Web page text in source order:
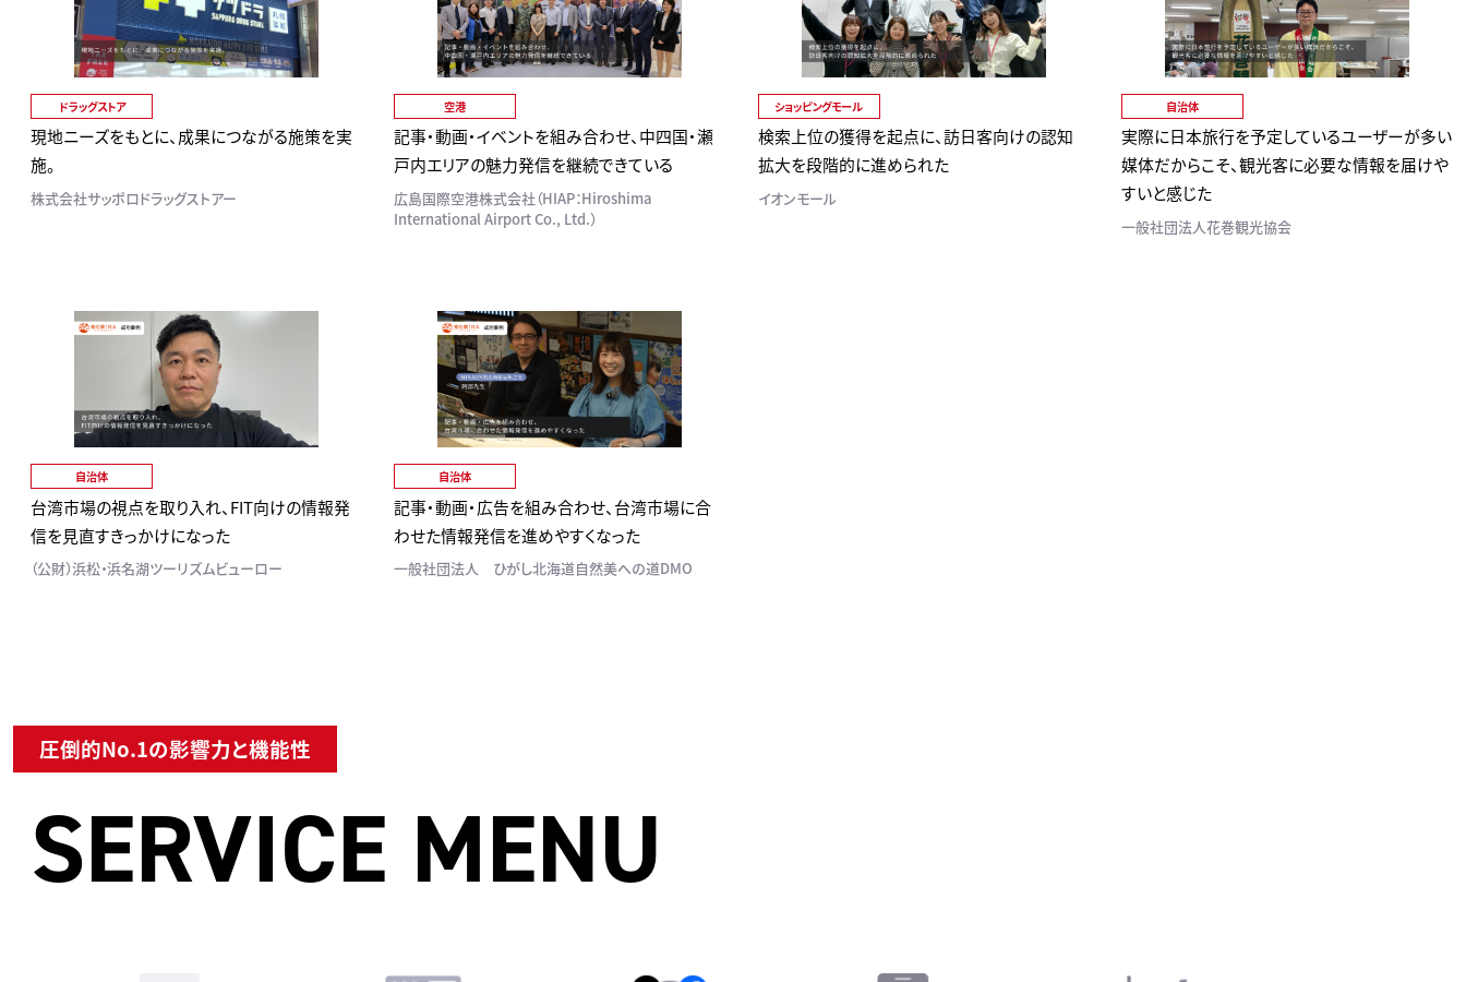
ドラッグストア
現地ニーズをもとに、成果につながる施策を実
施。
株式会社サッポロドラッグストアー
空港
記事・動画・イベントを組み合わせ、中四国・瀬
戸内エリアの魅力発信を継続できている
広島国際空港株式会社（HIAP：Hiroshima
International Airport Co., Ltd.）
ショッピングモール
検索上位の獲得を起点に、訪日客向けの認知
拡大を段階的に進められた
イオンモール
自治体
実際に日本旅行を予定しているユーザーが多い
媒体だからこそ、観光客に必要な情報を届けや
すいと感じた
一般社団法人花巻観光協会
自治体
台湾市場の視点を取り入れ、FIT向けの情報発
信を見直すきっかけになった
（公財）浜松・浜名湖ツーリズムビューロー
自治体
記事・動画・広告を組み合わせ、台湾市場に合
わせた情報発信を進めやすくなった
一般社団法人 ひがし北海道自然美への道DMO
圧倒的No.1の影響力と機能性
SERVICE MENU